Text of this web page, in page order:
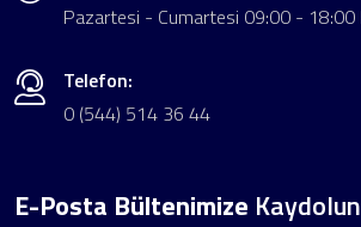
Pazartesi - Cumartesi 09:00 - 18:00
Telefon:
0 (544) 514 36 44
E-Posta Bültenimize Kaydolun